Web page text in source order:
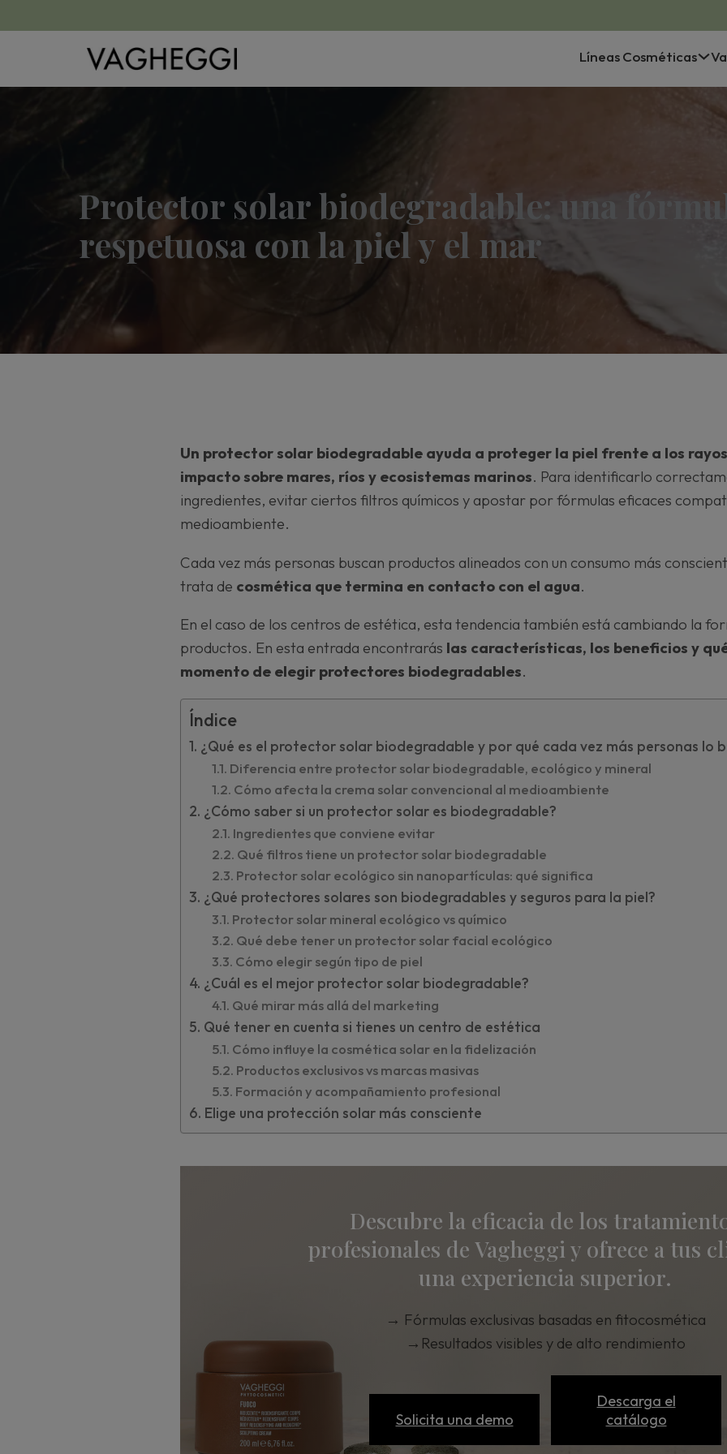
Líneas Cosméticas
Protector solar biodegradable: una
respetuosa con la piel y el mar
Un protector solar biodegradable ayuda a proteger la piel frente a los
impacto sobre mares, ríos y ecosistemas marinos. Para identificarlo
ingredientes, evitar ciertos filtros químicos y apostar por fórmulas eficaces
medioambiente.
Cada vez más personas buscan productos alineados con un consumo más
trata de cosmética que termina en contacto con el agua.
En el caso de los centros de estética, esta tendencia también está cambiando la
productos. En esta entrada encontrarás las características, los beneficios y
momento de elegir protectores biodegradables.
Índice
¿Qué es el protector solar biodegradable y por qué cada vez más personas lo
Diferencia entre protector solar biodegradable, ecológico y mineral
Cómo afecta la crema solar convencional al medioambiente
¿Cómo saber si un protector solar es biodegradable?
Ingredientes que conviene evitar
Qué filtros tiene un protector solar biodegradable
Protector solar ecológico sin nanopartículas: qué significa
¿Qué protectores solares son biodegradables y seguros para la piel?
Protector solar mineral ecológico vs químico
Qué debe tener un protector solar facial ecológico
Cómo elegir según tipo de piel
¿Cuál es el mejor protector solar biodegradable?
Qué mirar más allá del marketing
Qué tener en cuenta si tienes un centro de estética
Cómo influye la cosmética solar en la fidelización
Productos exclusivos vs marcas masivas
Formación y acompañamiento profesional
Elige una protección solar más consciente
Descubre la eficacia de los
profesionales de Vagheggi y ofrece a tus
una experiencia superior.
→ Fórmulas exclusivas basadas en fitocosmética
→ Resultados visibles y de alto rendimiento
Solicita una demo
Descarga el
catálogo